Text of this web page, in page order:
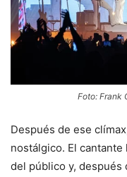
Foto: Frank
Después de ese
nostálgico. El
del público y, después